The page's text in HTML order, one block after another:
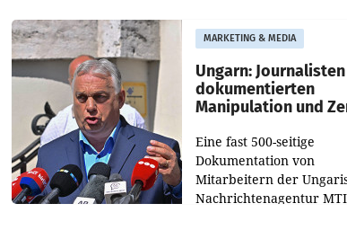
Optimierungsplattform
OtterlyAI. Damit baut die
Agentur ihr
MARKETING & MEDIA
Ungarn: Journalisten
dokumentierten
Manipulation und
Eine fast 500-seitige
Dokumentation von
Mitarbeitern der
Nachrichtenagentur